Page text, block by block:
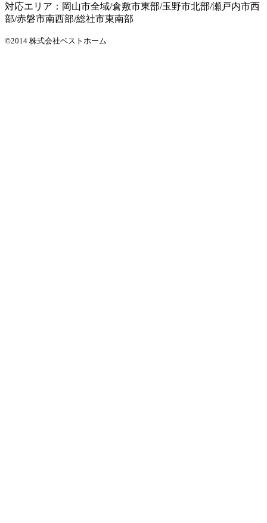
対応エリア：岡山市全域/倉敷市東部/玉野市北部/瀬戸内市西
部/赤磐市南西部/総社市東南部
©2014 株式会社ベストホーム